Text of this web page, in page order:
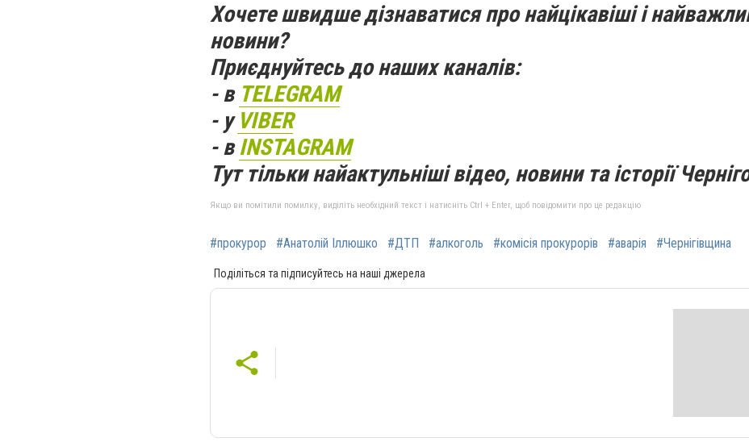
Хочете швидше дізнаватися про найцікавіші і
новини?
Приєднуйтесь до наших каналів:
- в TELEGRAM
- у VIBER
- вINSTAGRAM
Тут тільки найактульніші відео, новини та історії
Якщо ви помітили помилку, виділіть необхідний текст і натисніть Ctrl + Enter, щоб повідомити про це редакцію
#прокурор #Анатолій Іллюшко #ДТП #алкоголь #комісія прокурорів #аварія #Чернігівщина
Поділіться та підписуйтесь на наші джерела